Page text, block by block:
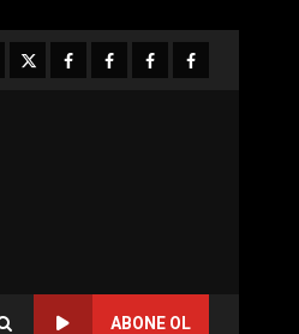
twitterfacebook-Facebook-
Facebook-Facebook-
ABONE OL